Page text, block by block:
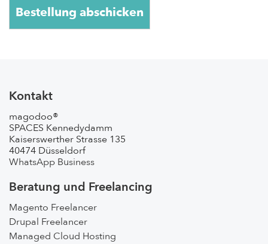
Kontakt
magodoo®
SPACES Kennedydamm
Kaiserswerther Strasse 135
40474 Düsseldorf
WhatsApp Business
Beratung und Freelancing
Magento Freelancer
Drupal Freelancer
Managed Cloud Hosting